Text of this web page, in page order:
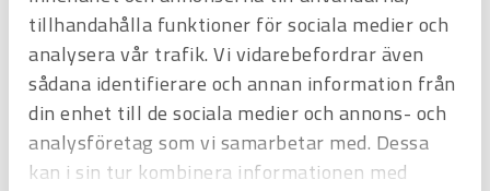
tillhandahålla funktioner för sociala medier och
analysera vår trafik. Vi vidarebefordrar även
sådana identifierare och annan information från
din enhet till de sociala medier och annons- och
analysföretag som vi samarbetar med. Dessa
kan i sin tur kombinera informationen med